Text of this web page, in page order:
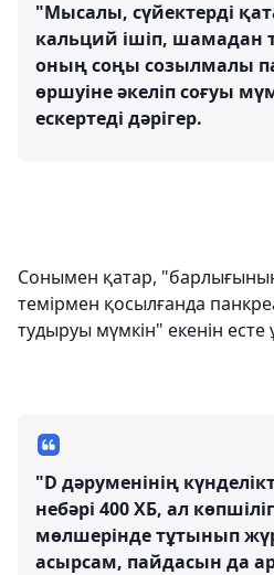
"Мысалы, сүйектерді
кальций ішіп, шамадан
оның соңы созылмалы
өршуіне әкеліп соғуы
ескертеді дәрігер.
Сонымен қатар, "барлығының
темірмен қосылғанда
тудыруы мүмкін" екенін есте
"D дәруменінің
небәрі 400 ХБ, ал
мөлшерінде тұтынып
асырсам, пайдасын да